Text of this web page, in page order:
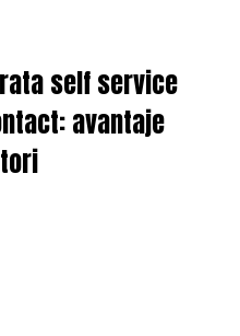
self service
avantaje